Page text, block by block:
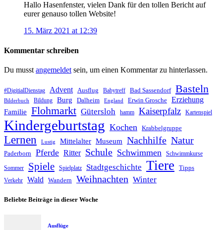
Hallo Hasenfenster, vielen Dank für den tollen Bericht auf
eurer genauso tollen Website!
15. März 2021 at 12:39
Kommentar schreiben
Du musst angemeldet sein, um einen Kommentar zu hinterlassen.
#DigitialDienstag Advent Ausflug Babytreff Bad Sassendorf Basteln
Bilderbuch Bildung Burg Dalheim England Erwin Grosche Erziehung
Familie Flohmarkt Gütersloh hamm Kaiserpfalz Kartenspiel
Kindergeburtstag Kochen Krabbelgruppe
Lernen Lustig Mittelalter Museum Nachhilfe Natur
Paderborn Pferde Ritter Schule Schwimmen Schwimmkurse
Sommer Spiele Spielplatz Stadtgeschichte Tiere Tipps
Verkehr Wald Wandern Weihnachten Winter
Beliebte Beiträge in dieser Woche
Ausflüge